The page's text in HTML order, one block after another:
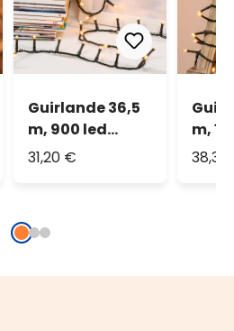
Guirlande 36,5
m, 900 led
blanc chaud
31,20 €
m,